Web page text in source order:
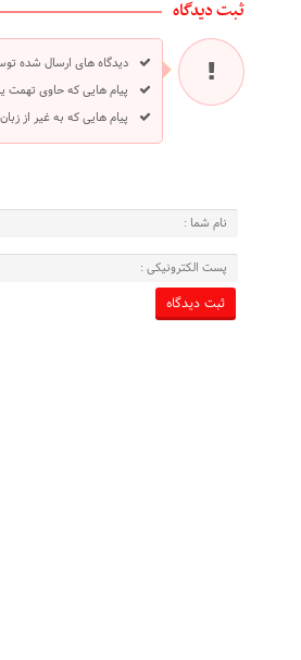
ثبت دیدگاه
دیدگاه های ارسال شده
پیام هایی که حاوی تهمت
پیام هایی که به غیر از